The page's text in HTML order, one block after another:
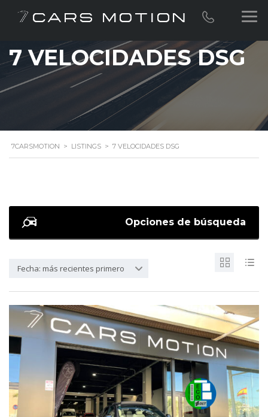
7 VELOCIDADES DSG
7CARSMOTION > LISTINGS > 7 VELOCIDADES DSG
Opciones de búsqueda
Fecha: más recientes primero